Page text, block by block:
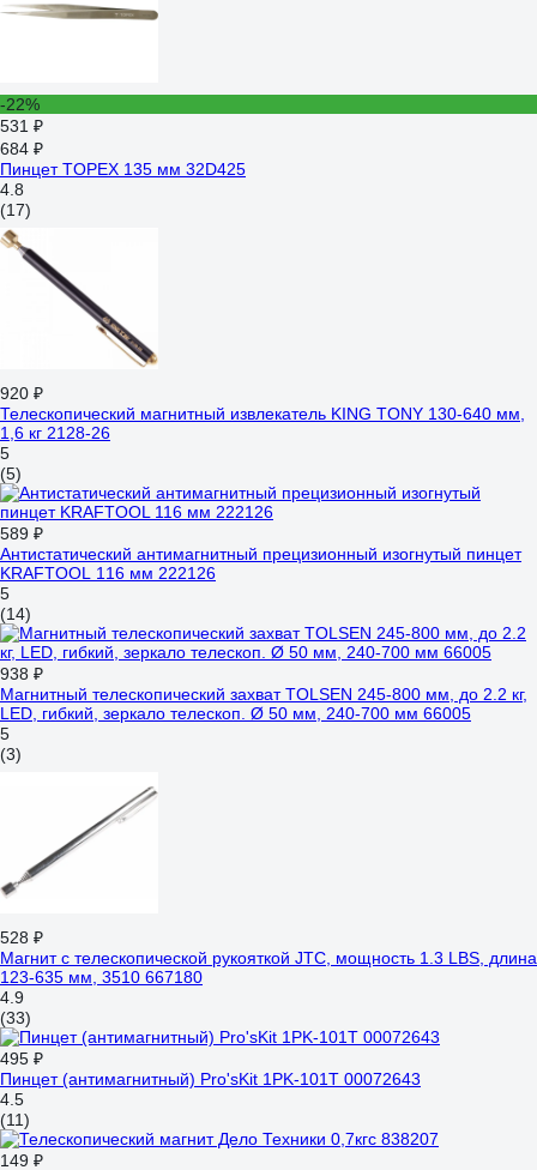
-22%
531 ₽
684 ₽
Пинцет TOPEX 135 мм 32D425
4.8
(17)
920 ₽
Телескопический магнитный извлекатель KING TONY 130-640 мм,
1,6 кг 2128-26
5
(5)
589 ₽
Антистатический антимагнитный прецизионный изогнутый пинцет
KRAFTOOL 116 мм 222126
5
(14)
938 ₽
Магнитный телескопический захват TOLSEN 245-800 мм, до 2.2 кг,
LED, гибкий, зеркало телескоп. Ø 50 мм, 240-700 мм 66005
5
(3)
528 ₽
Магнит с телескопической рукояткой JTC, мощность 1.3 LBS, длина
123-635 мм, 3510 667180
4.9
(33)
495 ₽
Пинцет (антимагнитный) Pro'sKit 1PK-101T 00072643
4.5
(11)
149 ₽